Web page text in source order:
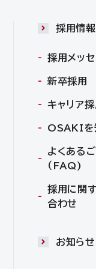
採用情報
採用メッ
新卒採用
キャリア採
OSAKIを
よくある
（FAQ)
採用に関
合わせ
お知ら